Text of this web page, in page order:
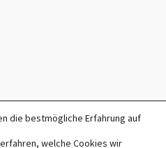
die bestmögliche Erfahrung auf
welche Cookies wir